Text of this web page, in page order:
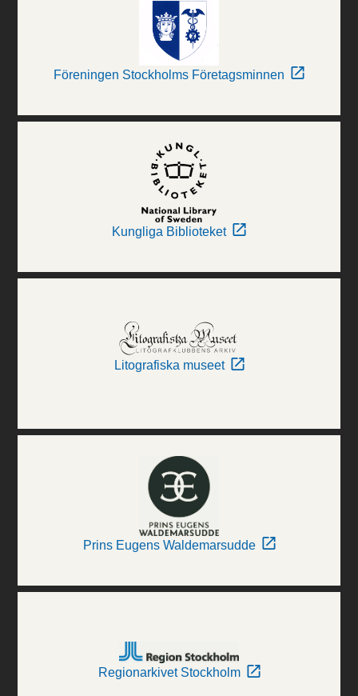
Föreningen Stockholms Företagsminnen
Kungliga Biblioteket
Litografiska museet
Prins Eugens Waldemarsudde
Regionarkivet Stockholm